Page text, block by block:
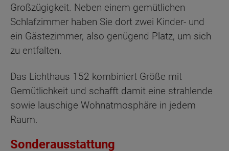
Großzügigkeit. Neben einem gemütlichen
Schlafzimmer haben Sie dort zwei Kinder- und
ein Gästezimmer, also genügend Platz, um sich
zu entfalten.
Das Lichthaus 152 kombiniert Größe mit
Gemütlichkeit und schafft damit eine strahlende
sowie lauschige Wohnatmosphäre in jedem
Raum.
Sonderausstattung